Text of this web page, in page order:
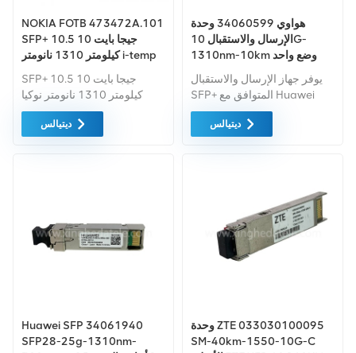
NOKIA FOTB 473472A.101
SFP+ 10.5 جيجا بايت 10
كيلومتر 1310 نانومتر i-temp
SFP+ 10.5 جيجا بايت 10
كيلومتر 1310 نانومتر نوكيا
فوتب
ديتيالس
هواوي 34060599 وحدة
الإرسال والاستقبال 10G-
1310nm-10km وضع واحد
يوفر جهاز الإرسال والاستقبال
SFP+ المتوافق مع Huawei
34060599 10GBase-LR من
ديتيالس
Huawei SFP 34061940
SFP28-25g-1310nm-
وحدة ZTE 033030100095
SM-40km-1550-10G-C